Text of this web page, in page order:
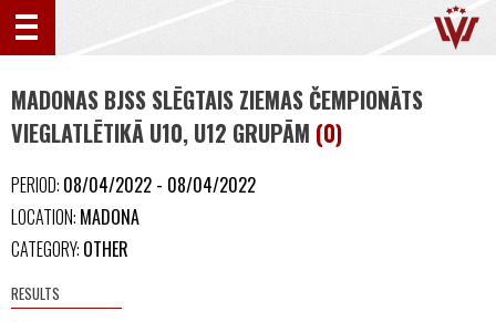
MADONAS BJSS SLĒGTAIS ZIEMAS ČEMPIONĀTS
VIEGLATLĒTIKĀ U10, U12 GRUPĀM (0)
PERIOD: 08/04/2022 - 08/04/2022
LOCATION: MADONA
CATEGORY: OTHER
RESULTS